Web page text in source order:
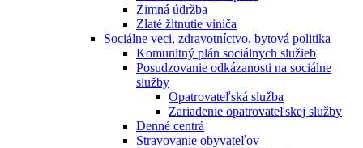
Zimná údržba
Zlaté žltnutie viniča
Sociálne veci, zdravotníctvo, bytová politika
Komunitný plán sociálnych služieb
Posudzovanie odkázanosti na sociálne
služby
Opatrovateľská služba
Zariadenie opatrovateľskej služby
Denné centrá
Stravovanie obyvateľov